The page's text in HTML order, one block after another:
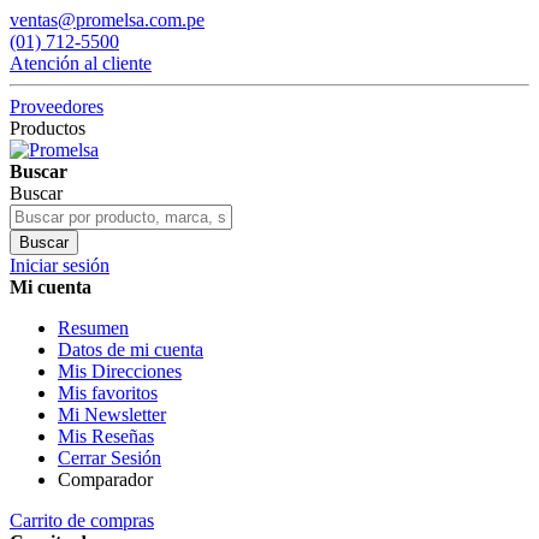
ventas@promelsa.com.pe
(01) 712-5500
Atención al cliente
Proveedores
Productos
Buscar
Buscar
Buscar
Iniciar sesión
Mi cuenta
Resumen
Datos de mi cuenta
Mis Direcciones
Mis favoritos
Mi Newsletter
Mis Reseñas
Cerrar Sesión
Comparador
Carrito de compras